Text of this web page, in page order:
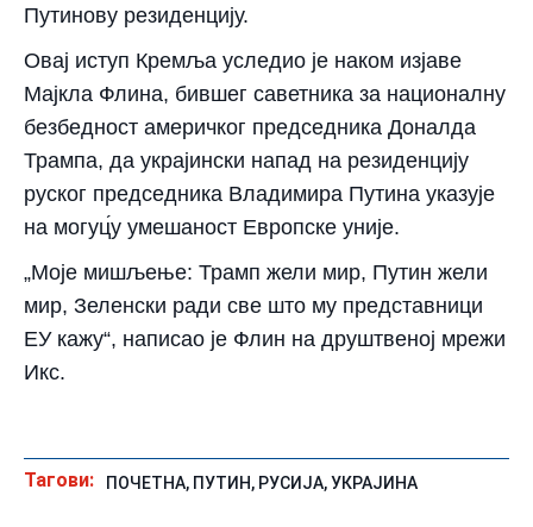
Путинову резиденцију.
Овај иступ Кремља уследио је наком изјаве
Мајкла Флина, бившег саветника за националну
безбедност америчког председника Доналда
Трампа, да украјински напад на резиденцију
руског председника Владимира Путина указује
на могуц́у умешаност Европске уније.
„Моје мишљење: Трамп жели мир, Путин жели
мир, Зеленски ради све што му представници
ЕУ кажу“, написао је Флин на друштвеној мрежи
Икс.
Тагови: ПОЧЕТНА, ПУТИН, РУСИЈА,УКРАЈИНА